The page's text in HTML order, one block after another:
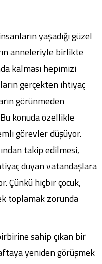
yaşadığı güzel
anneleriyle birlikte
kalması hepimizi
gerçekten ihtiyaç
görünmeden
konuda özellikle
görevler düşüyor.
takip edilmesi,
duyan vatandaşlara
Çünkü hiçbir çocuk,
toplamak zorunda
sahip çıkan bir
yeniden görüşmek